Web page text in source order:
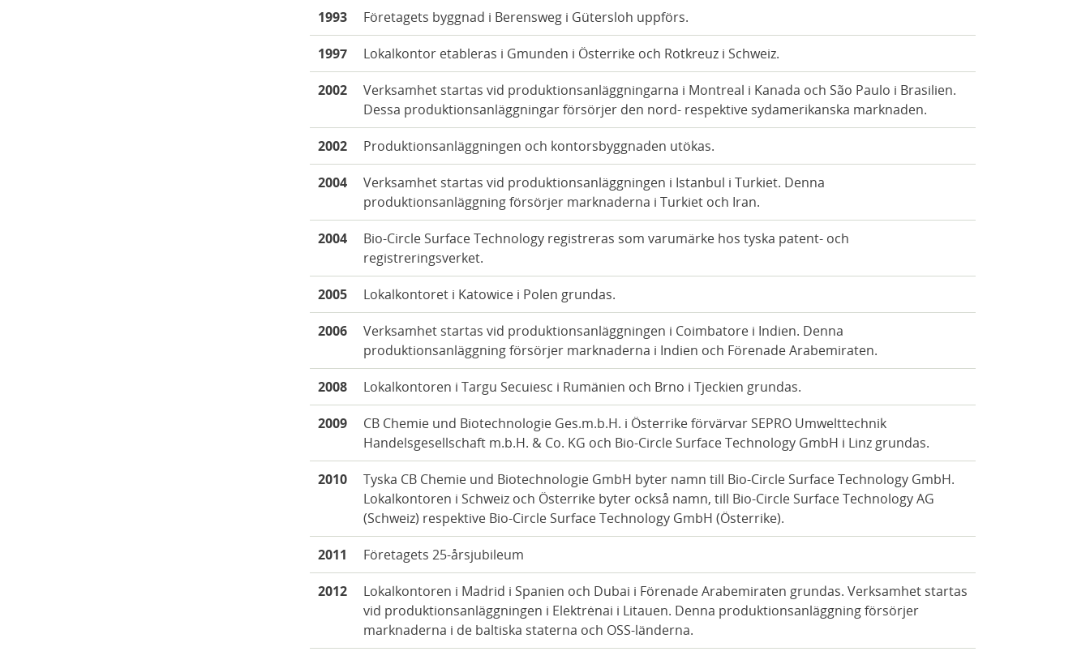
1993 Företagets byggnad i Berensweg i Gütersloh uppförs.
1997 Lokalkontor etableras i Gmunden i Österrike och Rotkreuz i Schweiz.
2002
Verksamhet startas vid produktionsanläggningarna i Montreal i Kanada och São Paulo i Brasilien.
Dessa produktionsanläggningar försörjer den nord- respektive sydamerikanska marknaden.
2002 Produktionsanläggningen och kontorsbyggnaden utökas.
2004
Verksamhet startas vid produktionsanläggningen i Istanbul i Turkiet. Denna
produktionsanläggning försörjer marknaderna i Turkiet och Iran.
2004
Bio-Circle Surface Technology registreras som varumärke hos tyska patent- och
registreringsverket.
2005 Lokalkontoret i Katowice i Polen grundas.
2006
Verksamhet startas vid produktionsanläggningen i Coimbatore i Indien. Denna
produktionsanläggning försörjer marknaderna i Indien och Förenade Arabemiraten.
2008 Lokalkontoren i Targu Secuiesc i Rumänien och Brno i Tjeckien grundas.
2009
CB Chemie und Biotechnologie Ges.m.b.H. i Österrike förvärvar SEPRO Umwelttechnik
Handelsgesellschaft m.b.H. & Co. KG och Bio-Circle Surface Technology GmbH i Linz grundas.
2010
Tyska CB Chemie und Biotechnologie GmbH byter namn till Bio-Circle Surface Technology GmbH.
Lokalkontoren i Schweiz och Österrike byter också namn, till Bio-Circle Surface Technology AG
(Schweiz) respektive Bio-Circle Surface Technology GmbH (Österrike).
2011 Företagets 25-årsjubileum
2012
Lokalkontoren i Madrid i Spanien och Dubai i Förenade Arabemiraten grundas. Verksamhet startas
vid produktionsanläggningen i Elektrėnai i Litauen. Denna produktionsanläggning försörjer
marknaderna i de baltiska staterna och OSS-länderna.